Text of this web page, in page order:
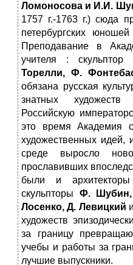
Ломоносова и И.И.
1757 г.-1763 г.) сюда
петербургских
Преподавание в
учителя :
Торелли, Ф.
обязана русская
знатных
Российскую
это время Академия
художественных
среде выросло
прославивших
были и
скульпторы Ф.
Лосенко, Д. Левицкий
художеств
за границу
учебы и работы за
лучшие выпускники.